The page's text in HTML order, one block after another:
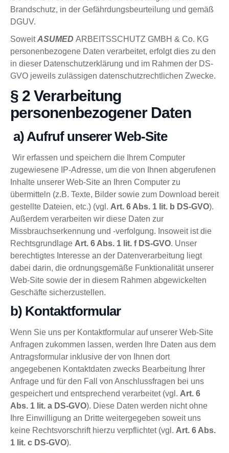
Brandschutz, in der Gefährdungsbeurteilung und gemäß
DGUV.
SoweitASUMED ARBEITSSCHUTZ GMBH & Co. KG
personenbezogene Daten verarbeitet, erfolgt dies zu den
in dieser Datenschutzerklärung und im Rahmen der DS-
GVO jeweils zulässigen datenschutzrechtlichen Zwecke.
§ 2 Verarbeitung
personenbezogener Daten
a) Aufruf unserer Web-Site
Wir erfassen und speichern die Ihrem Computer
zugewiesene IP-Adresse, um die von Ihnen abgerufenen
Inhalte unserer Web-Site an Ihren Computer zu
übermitteln (z.B. Texte, Bilder sowie zum Download bereit
gestellte Dateien, etc.) (vgl. Art. 6 Abs. 1 lit. b DS-GVO).
Außerdem verarbeiten wir diese Daten zur
Missbrauchserkennung und -verfolgung. Insoweit ist die
Rechtsgrundlage Art. 6 Abs. 1 lit. f DS-GVO. Unser
berechtigtes Interesse an der Datenverarbeitung liegt
dabei darin, die ordnungsgemäße Funktionalität unserer
Web-Site sowie der in diesem Rahmen abgewickelten
Geschäfte sicherzustellen.
b) Kontaktformular
Wenn Sie uns per Kontaktformular auf unserer Web-Site
Anfragen zukommen lassen, werden Ihre Daten aus dem
Antragsformular inklusive der von Ihnen dort
angegebenen Kontaktdaten zwecks Bearbeitung Ihrer
Anfrage und für den Fall von Anschlussfragen bei uns
gespeichert und entsprechend verarbeitet (vgl. Art. 6
Abs. 1 lit. a DS-GVO). Diese Daten werden nicht ohne
Ihre Einwilligung an Dritte weitergegeben soweit uns
keine Rechtsvorschrift hierzu verpflichtet (vgl. Art. 6 Abs.
1 lit. c DS-GVO).